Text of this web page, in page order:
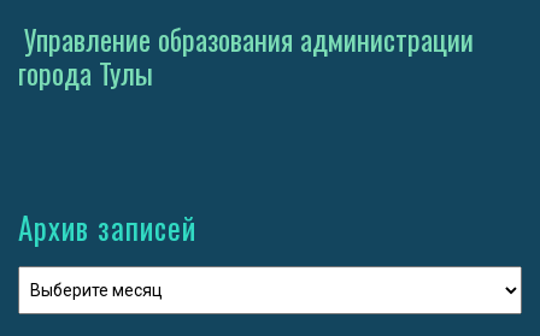
Управление образования администрации
города Тулы
Архив записей